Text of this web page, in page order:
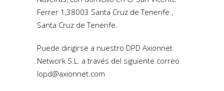
Ferrer 1,38003 Santa Cruz de Tenerife ,
Santa Cruz de Tenerife.
Puede dirigirse a nuestro DPD Axionnet
Network S.L. a través del siguiente correo
lopd@axionnet.com